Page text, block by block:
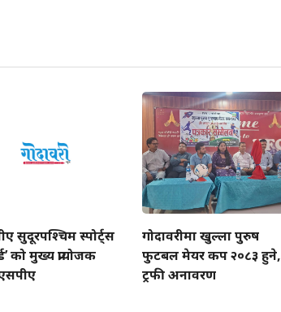
सुदूरपश्चिम स्पोर्ट्स
को मुख्य प्रायोजक
गोदावरीमा खुल्ला पुरुष
फुटबल मेयर कप २०८३ हुने,
ट्रफी अनावरण